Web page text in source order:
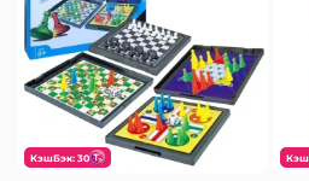
КэшБэк: 30